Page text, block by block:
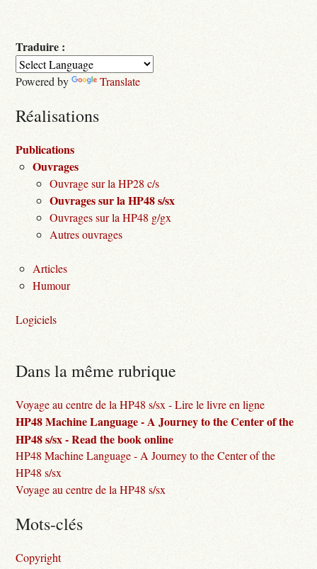
Traduire :
Powered by Translate
Réalisations
Publications
Ouvrages
Ouvrage sur la HP28 c/s
Ouvrages sur la HP48 s/sx
Ouvrages sur la HP48 g/gx
Autres ouvrages
Articles
Humour
Logiciels
Dans la même rubrique
Voyage au centre de la HP48 s/sx - Lire le livre en ligne
HP48 Machine Language - A Journey to the Center of the
HP48 s/sx - Read the book online
HP48 Machine Language - A Journey to the Center of the
HP48 s/sx
Voyage au centre de la HP48 s/sx
Mots-clés
Copyright